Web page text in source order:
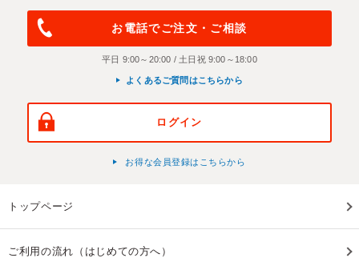
お電話でご注文・ご相談
平日 9:00～20:00 / 土日祝 9:00～18:00
よくあるご質問はこちらから
ログイン
お得な会員登録はこちらから
トップページ
ご利用の流れ（はじめての方へ）